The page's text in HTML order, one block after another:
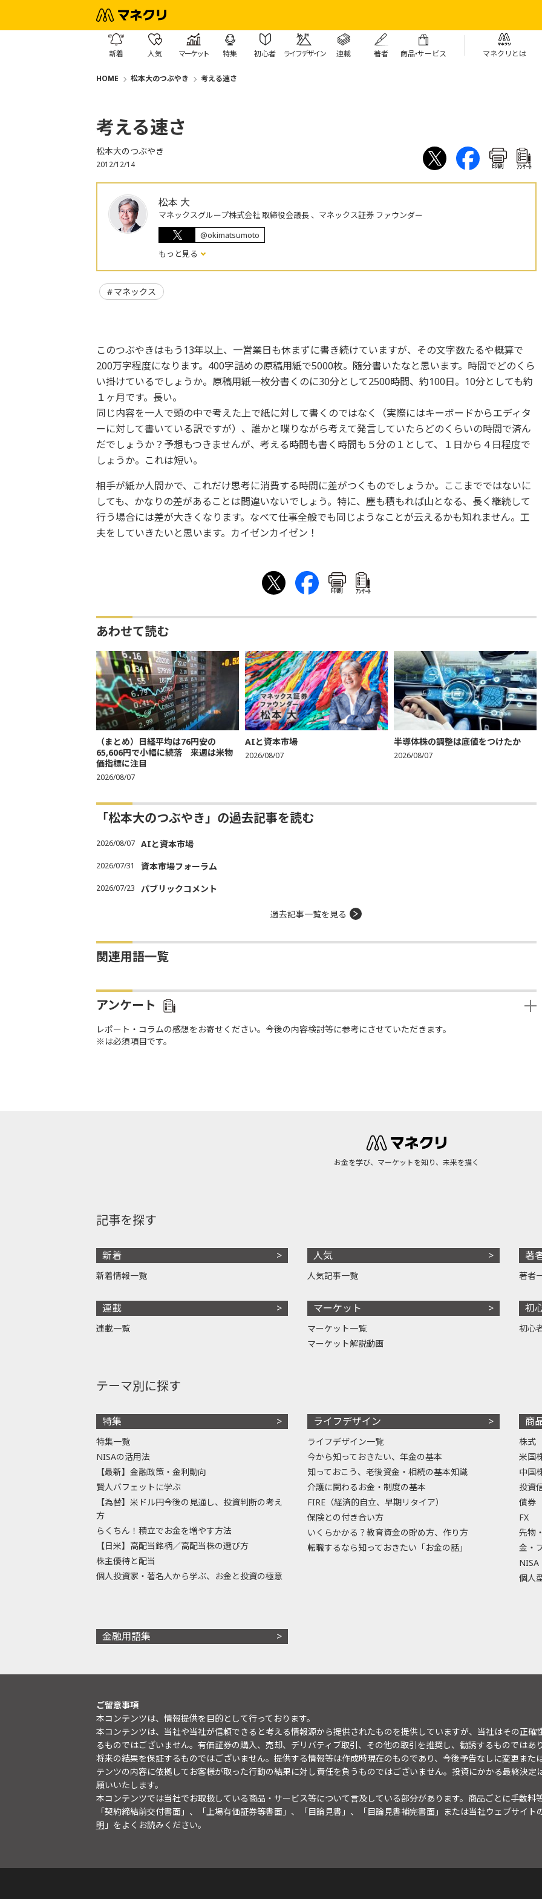
新着 人気 マーケット 特集 初心者 ライフデザイン 連載 著者 商品・サービス マネクリとは
HOME 松本大のつぶやき 考える速さ
考える速さ
松本大のつぶやき
2012/12/14 印刷 ｱﾝｹｰﾄ
松本 大
マネックスグループ株式会社 取締役会議長 、マネックス証券 ファウンダー
@okimatsumoto
もっと見る
マネックス
このつぶやきはもう13年以上、一営業日も休まずに書き続けていますが、その文字数たるや概算で
200万字程度になります。400字詰めの原稿用紙で5000枚。随分書いたなと思います。時間でどのくら
い掛けているでしょうか。原稿用紙一枚分書くのに30分として2500時間、約100日。10分としても約
１ヶ月です。長い。
同じ内容を一人で頭の中で考えた上で紙に対して書くのではなく（実際にはキーボードからエディタ
ーに対して書いている訳ですが）、誰かと喋りながら考えて発言していたらどのくらいの時間で済ん
だでしょうか？予想もつきませんが、考える時間も書く時間も５分の１として、１日から４日程度で
しょうか。これは短い。
相手が紙か人間かで、これだけ思考に消費する時間に差がつくものでしょうか。ここまでではないに
しても、かなりの差があることは間違いないでしょう。特に、塵も積もれば山となる、長く継続して
行う場合には差が大きくなります。なべて仕事全般でも同じようなことが云えるかも知れません。工
夫をしていきたいと思います。カイゼンカイゼン！
印刷 ｱﾝｹｰﾄ
あわせて読む
（まとめ）日経平均は76円安の
65,606円で小幅に続落 来週は米物
価指標に注目
2026/08/07
AIと資本市場
2026/08/07
半導体株の調整は底値をつけたか
2026/08/07
「松本大のつぶやき」の過去記事を読む
2026/08/07 AIと資本市場
2026/07/31 資本市場フォーラム
2026/07/23 パブリックコメント
過去記事一覧を見る
関連用語一覧
アンケート
レポート・コラムの感想をお寄せください。今後の内容検討等に参考にさせていただきます。
※は必須項目です。
お金を学び、マーケットを知り、未来を描く
記事を探す
新着
新着情報一覧
連載
連載一覧
人気
人気記事一覧
マーケット
マーケット一覧
マーケット解説動画
著
著者
初
初心
テーマ別に探す
特集
特集一覧
NISAの活用法
【最新】金融政策・金利動向
賢人バフェットに学ぶ
【為替】米ドル円今後の見通し、投資判断の考え
方
らくちん！積立でお金を増やす方法
【日米】高配当銘柄／高配当株の選び方
株主優待と配当
個人投資家・著名人から学ぶ、お金と投資の極意
ライフデザイン
ライフデザイン一覧
今から知っておきたい、年金の基本
知っておこう、老後資金・相続の基本知識
介護に関わるお金・制度の基本
FIRE（経済的自立、早期リタイア）
保険との付き合い方
いくらかかる？教育資金の貯め方、作り方
転職するなら知っておきたい「お金の話」
商
株式
米国
中国
投資
債券
FX
先物
金・
NISA
個人
金融用語集
ご留意事項
本コンテンツは、情報提供を目的として行っております。
本コンテンツは、当社や当社が信頼できると考える情報源から提供されたものを提供していますが、当社はその正
るものではございません。有価証券の購入、売却、デリバティブ取引、その他の取引を推奨し、勧誘するものではあ
将来の結果を保証するものではございません。提供する情報等は作成時現在のものであり、今後予告なしに変更また
テンツの内容に依拠してお客様が取った行動の結果に対し責任を負うものではございません。投資にかかる最終決
願いいたします。
本コンテンツでは当社でお取扱している商品・サービス等について言及している部分があります。商品ごとに手数料
「契約締結前交付書面」、「上場有価証券等書面」、「目論見書」、「目論見書補完書面」または当社ウェブサイト
明 」をよくお読みください。